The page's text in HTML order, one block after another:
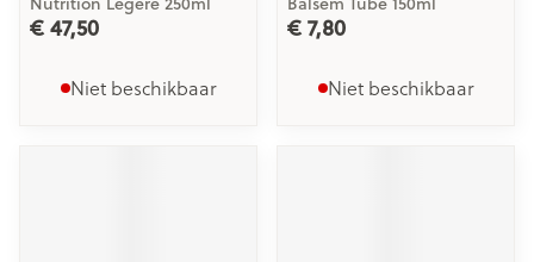
€ 47,50
Niet beschikbaar
€ 7,80
Niet beschikbaar